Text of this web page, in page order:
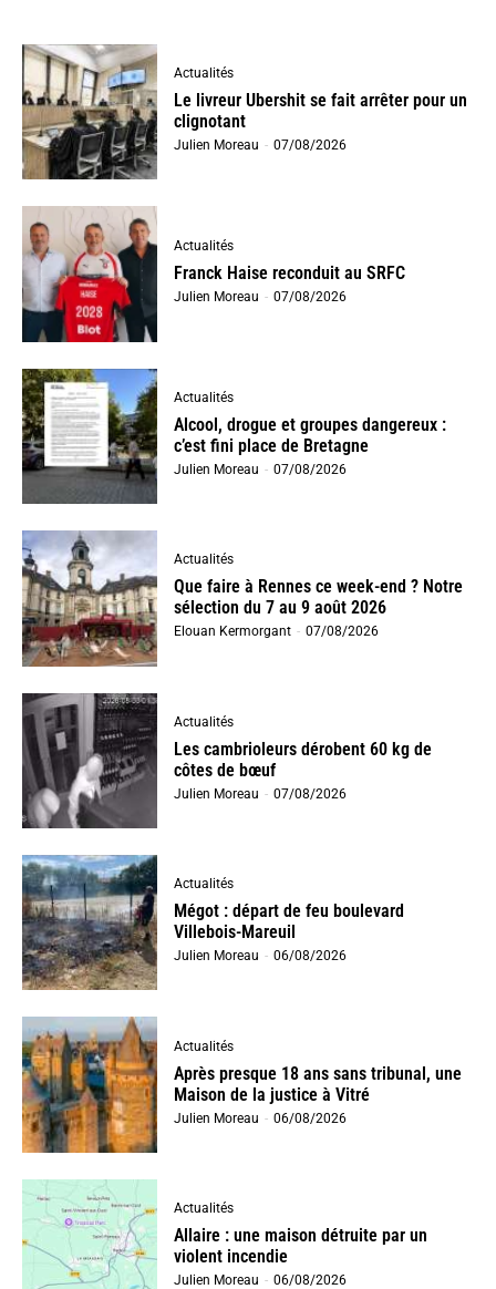
Actualités
Le livreur Ubershit se fait arrêter pour un
clignotant
Julien Moreau - 07/08/2026
Actualités
Franck Haise reconduit au SRFC
Julien Moreau - 07/08/2026
Actualités
Alcool, drogue et groupes dangereux :
c’est fini place de Bretagne
Julien Moreau - 07/08/2026
Actualités
Que faire à Rennes ce week-end ? Notre
sélection du 7 au 9 août 2026
Elouan Kermorgant - 07/08/2026
Actualités
Les cambrioleurs dérobent 60 kg de
côtes de bœuf
Julien Moreau - 07/08/2026
Actualités
Mégot : départ de feu boulevard
Villebois-Mareuil
Julien Moreau - 06/08/2026
Actualités
Après presque 18 ans sans tribunal, une
Maison de la justice à Vitré
Julien Moreau - 06/08/2026
Actualités
Allaire : une maison détruite par un
violent incendie
Julien Moreau - 06/08/2026